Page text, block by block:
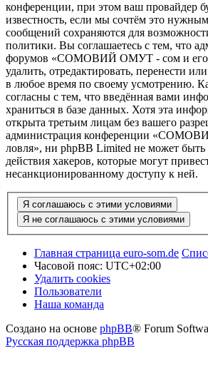
конференции, при этом ваш провайдер
известность, если мы сочтём это
сообщений сохраняются для
политики. Вы соглашаетесь с тем, что
форумов «СОМОВИЙ ОМУТ - сом и его
удалить, отредактировать, перенести
в любое время по своему усмотрению.
согласны с тем, что введённая вами
храниться в базе данных. Хотя эта
открыта третьим лицам без вашего
администрация конференции
ловля», ни phpBB Limited не может быть
действия хакеров, которые могут
несанкционированному доступу к ней.
Главная страница euro-som.de
Часовой пояс: UTC+02:00
Удалить cookies
Пользователи
Наша команда
Создано на основе phpBB® Forum
Русская поддержка phpBB